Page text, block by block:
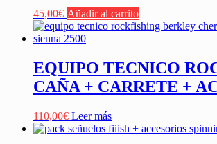
45,00€ Añadir al carrito
EQUIPO TECNICO
CAÑA + CARRETE +
110,00€ Leer más